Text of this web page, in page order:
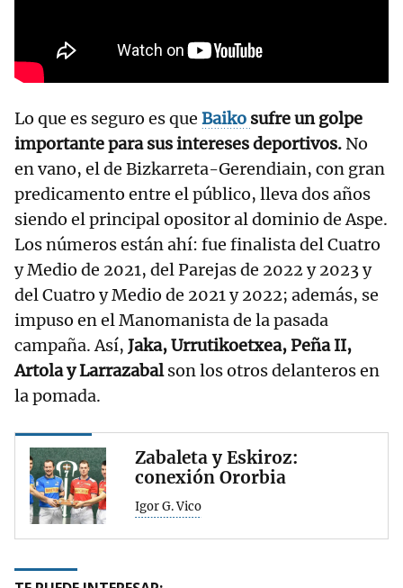
Lo que es seguro es que Baiko sufre un golpe
importante para sus intereses deportivos. No
en vano, el de Bizkarreta-Gerendiain, con gran
predicamento entre el público, lleva dos años
siendo el principal opositor al dominio de Aspe.
Los números están ahí: fue finalista del Cuatro
y Medio de 2021, del Parejas de 2022 y 2023 y
del Cuatro y Medio de 2021 y 2022; además, se
impuso en el Manomanista de la pasada
campaña. Así, Jaka, Urrutikoetxea, Peña II,
Artola y Larrazabalson los otros delanteros en
la pomada.
Zabaleta y Eskiroz:
conexión Ororbia
Igor G. Vico